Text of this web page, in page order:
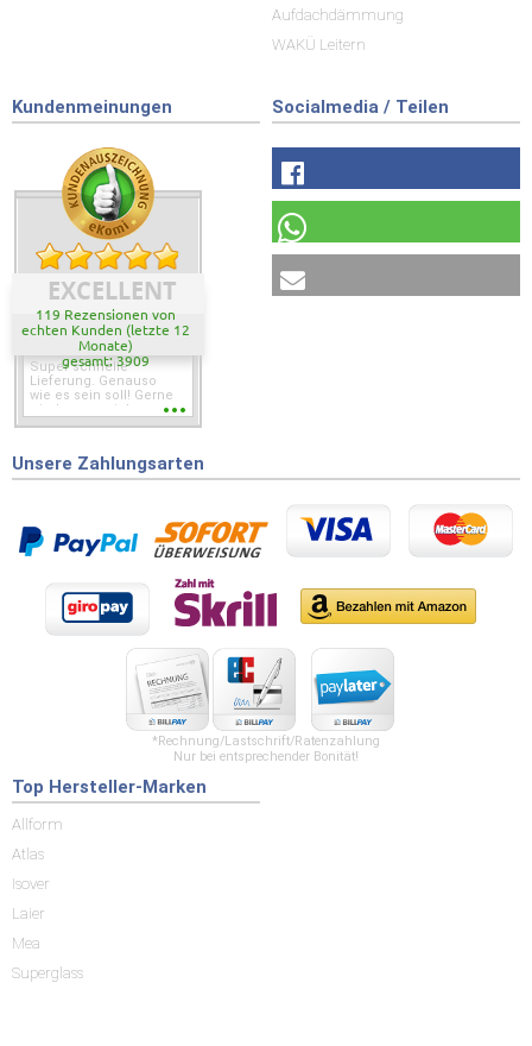
Aufdachdämmung
WAKÜ Leitern
Kundenmeinungen
EXCELLENT
119 Rezensionen von
echten Kunden (letzte 12
Monate)
gesamt: 3909
Super schnelle
Lieferung. Genauso
wie es sein soll! Gerne
wieder wenn ich was
Socialmedia / Teilen
Unsere Zahlungsarten
*Rechnung/Lastschrift/Ratenzahlung
Nur bei entsprechender Bonität!
Top Hersteller-Marken
Allform
Atlas
Isover
Laier
Mea
Superglass